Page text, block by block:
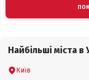
Найбільші міста в
Київ